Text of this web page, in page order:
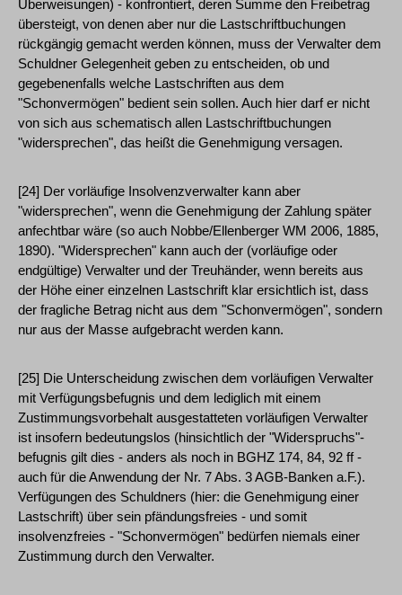
Überweisungen) - konfrontiert, deren Summe den Freibetrag
übersteigt, von denen aber nur die Lastschriftbuchungen
rückgängig gemacht werden können, muss der Verwalter dem
Schuldner Gelegenheit geben zu entscheiden, ob und
gegebenenfalls welche Lastschriften aus dem
"Schonvermögen" bedient sein sollen. Auch hier darf er nicht
von sich aus schematisch allen Lastschriftbuchungen
"widersprechen", das heißt die Genehmigung versagen.
[24] Der vorläufige Insolvenzverwalter kann aber
"widersprechen", wenn die Genehmigung der Zahlung später
anfechtbar wäre (so auch Nobbe/Ellenberger WM 2006, 1885,
1890). "Widersprechen" kann auch der (vorläufige oder
endgültige) Verwalter und der Treuhänder, wenn bereits aus
der Höhe einer einzelnen Lastschrift klar ersichtlich ist, dass
der fragliche Betrag nicht aus dem "Schonvermögen", sondern
nur aus der Masse aufgebracht werden kann.
[25] Die Unterscheidung zwischen dem vorläufigen Verwalter
mit Verfügungsbefugnis und dem lediglich mit einem
Zustimmungsvorbehalt ausgestatteten vorläufigen Verwalter
ist insofern bedeutungslos (hinsichtlich der "Widerspruchs"-
befugnis gilt dies - anders als noch in BGHZ 174, 84, 92 ff -
auch für die Anwendung der Nr. 7 Abs. 3 AGB-Banken a.F.).
Verfügungen des Schuldners (hier: die Genehmigung einer
Lastschrift) über sein pfändungsfreies - und somit
insolvenzfreies - "Schonvermögen" bedürfen niemals einer
Zustimmung durch den Verwalter.